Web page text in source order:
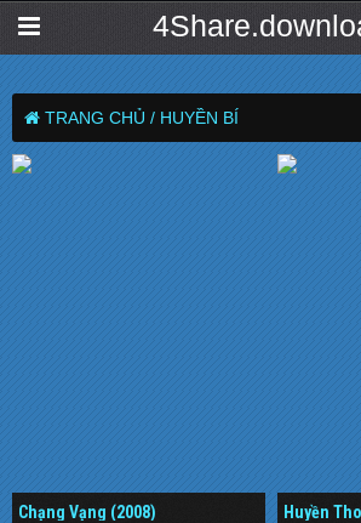
TRANG CHỦ / HUYỀN BÍ
Chạng Vạng (2008)
Huyền